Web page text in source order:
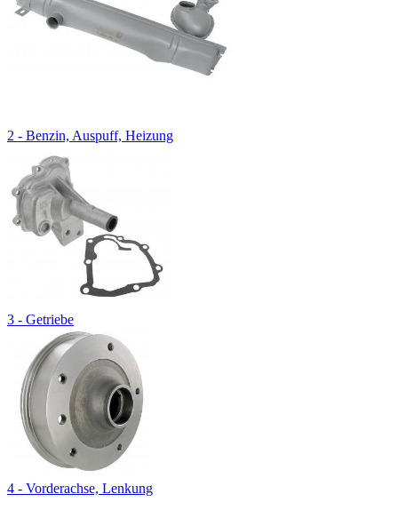
2 - Benzin, Auspuff, Heizung
3 - Getriebe
4 - Vorderachse, Lenkung